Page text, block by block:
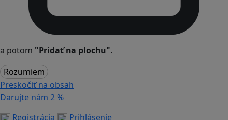
a potom "Pridať na plochu".
Rozumiem
Preskočiť na obsah
Darujte nám 2 %
Registrácia
Prihlásenie